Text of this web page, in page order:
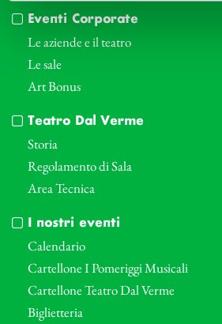
Eventi Corporate
Le aziende e il teatro
Le sale
Art Bonus
Teatro Dal Verme
Storia
Regolamento di Sala
Area Tecnica
I nostri eventi
Calendario
Cartellone I Pomeriggi Musicali
Cartellone Teatro Dal Verme
Biglietteria